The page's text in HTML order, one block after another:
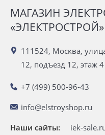
МАГАЗИН
«ЭЛЕКТРОСТРОЙ»
111524, Москва,
12, подъезд 12, этаж
+7 (499) 500-96-43
info@elstroyshop.ru
Наши сайты: iek-